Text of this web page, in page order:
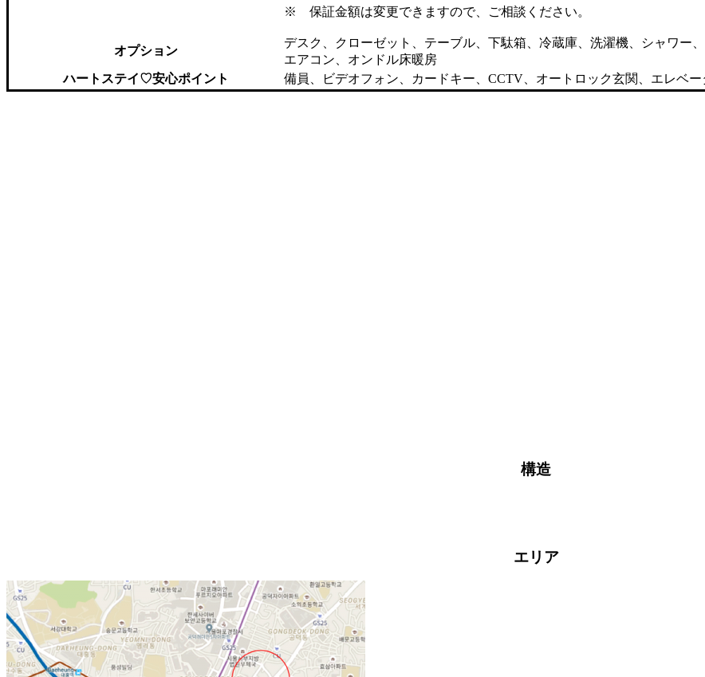
※ 保証金額は変更できますので、ご相談ください。
オプション
デスク、クローゼット、テーブル、下駄箱、冷蔵庫、洗濯機、シャワー
エアコン、オンドル床暖房
ハートステイ♡安心ポイント
備員、ビデオフォン、カードキー、CCTV、オートロック玄関、エレベ
構造
エリア